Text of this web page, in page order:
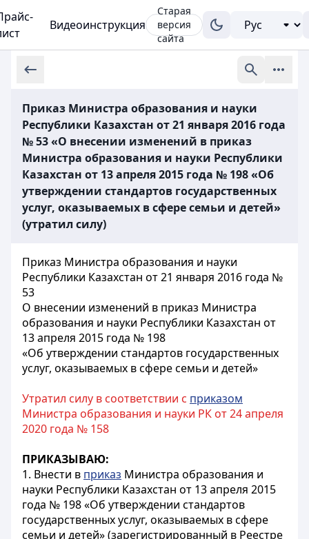
Видеоинструкция
Старая
версия
сайта
Приказ Министра образования и науки
Республики Казахстан от 21 января 2016 года
№ 53 «О внесении изменений в приказ
Министра образования и науки Республики
Казахстан от 13 апреля 2015 года № 198 «Об
утверждении стандартов государственных
услуг, оказываемых в сфере семьи и детей»
(утратил силу)
Приказ Министра образования и науки
Республики Казахстан от 21 января 2016 года №
53
О внесении изменений в приказ Министра
образования и науки Республики Казахстан от
13 апреля 2015 года № 198
«Об утверждении стандартов государственных
услуг, оказываемых в сфере семьи и детей»
Утратил силу в соответствии с приказом
Министра образования и науки РК от 24 апреля
2020 года № 158
ПРИКАЗЫВАЮ:
1. Внести в приказ Министра образования и
науки Республики Казахстан от 13 апреля 2015
года № 198 «Об утверждении стандартов
государственных услуг, оказываемых в сфере
семьи и детей» (зарегистрированный в Реестре